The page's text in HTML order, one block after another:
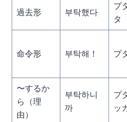
過去形 부탁했다
プ
タ
命令形 부탁해！ プ
〜するか
ら（理
由）
부탁하니
까
プ
ッ